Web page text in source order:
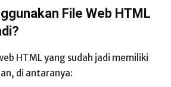
File Web HTML
HTML yang sudah jadi memiliki
di antaranya: